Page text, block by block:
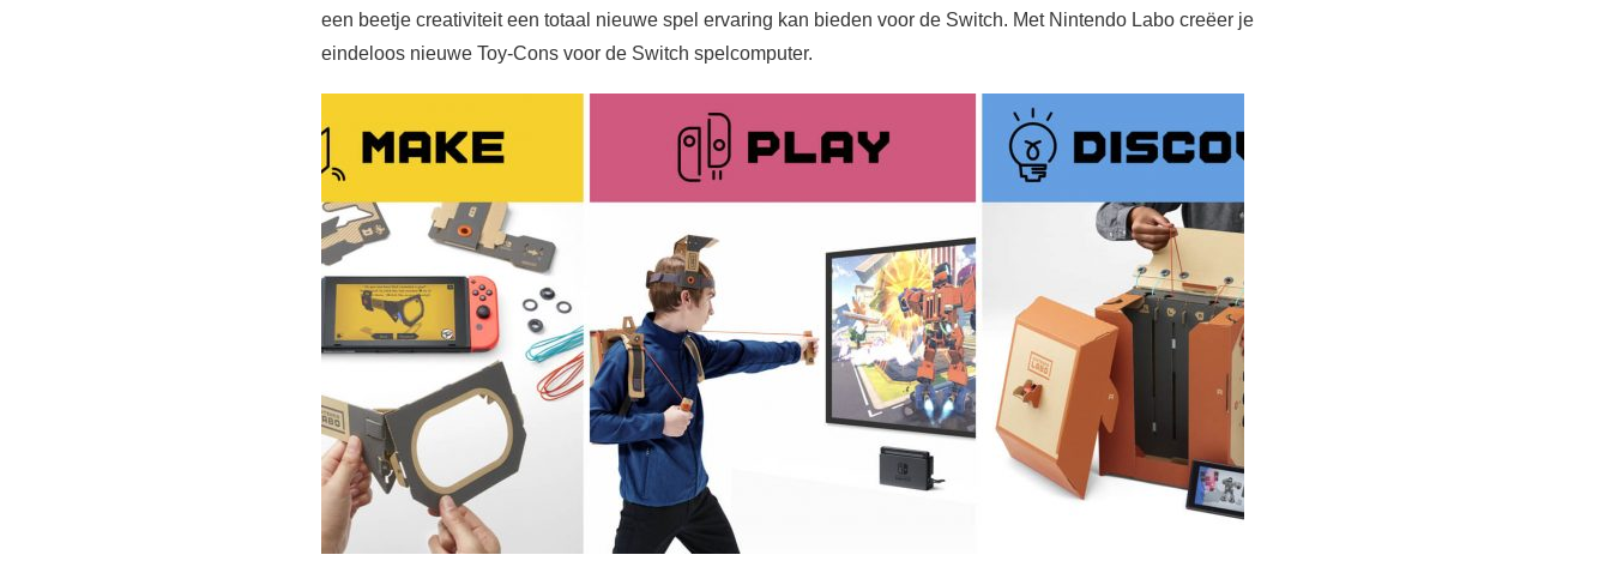
een beetje creativiteit een totaal nieuwe spel ervaring kan bieden voor de Switch. Met Nintendo Labo creëer je
eindeloos nieuwe Toy-Cons voor de Switch spelcomputer.